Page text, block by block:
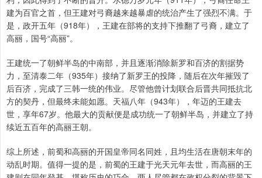
建为百官之首，但王建对弓裔越来越暴虐的统治产生了强烈不满。于
是，政开五年（918年），王建在部将的支持下推翻了弓裔，建立了
高丽，国号“高丽”。
王建统一了朝鲜半岛的中南部，并且逐渐消除新罗和百济的割据势
力，至清泰二年（935年）接纳了新罗王的投降，随后在次年摧毁了
后百济，完成了三韩一统的伟业。尽管他曾计划联合后晋共同抵抗北
方的契丹，但最终未能如愿。天福八年（943年），年迈的王建去
世，享年67岁。他最大的贡献便是成功统一了朝鲜半岛，并建立了持
续近五百年的高丽王朝。
综上所述，前蜀和高丽的开国皇帝同名同姓，且均生活在唐朝末年的
动乱时期。值得一提的是，前蜀的王建于光天元年去世，而高丽的王